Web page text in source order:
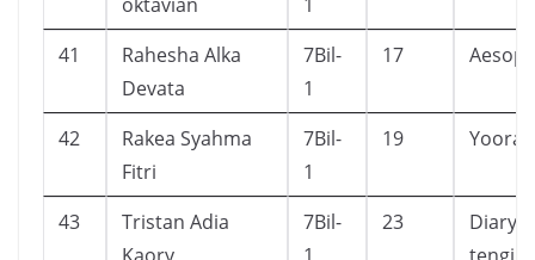
41
Rahesha Alka
Devata
7Bil-
1
17
42
Rakea Syahma
Fitri
7Bil-
1
19
43
Tristan Adia
7Bil-
23
Diary